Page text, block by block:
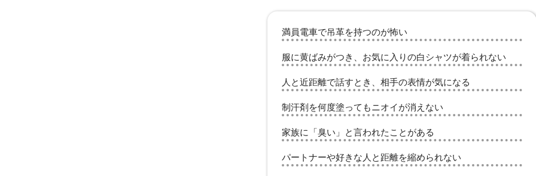
満員電車で吊革を持つのが怖い
服に黄ばみがつき、お気に入りの白シャツが着られない
人と近距離で話すとき、相手の表情が気になる
制汗剤を何度塗ってもニオイが消えない
家族に「臭い」と言われたことがある
パートナーや好きな人と距離を縮められない